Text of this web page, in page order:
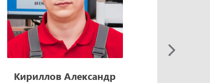
Кириллов Александр